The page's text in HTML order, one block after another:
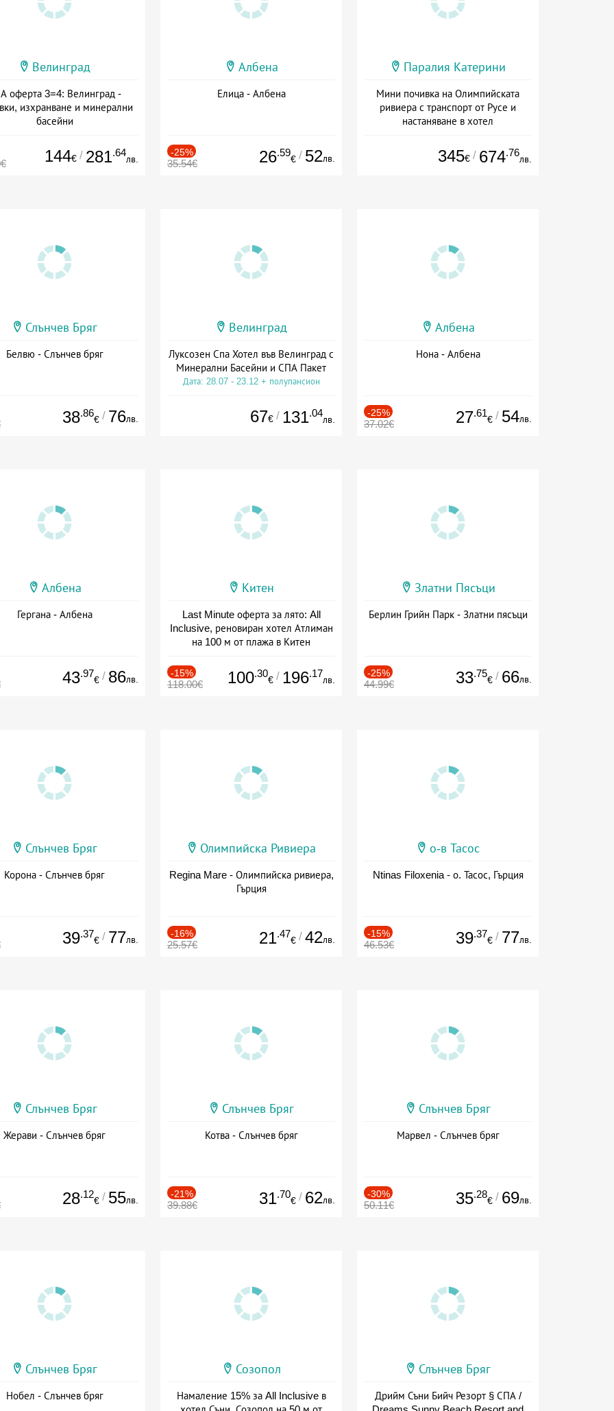
Велинград
оферта 3=4: Велинград -
изхранване и минерални
басейни
144€ / 281.64
лв.
Албена
Елица - Албена
-25%
35.54€ 26.59
€ / 52лв.
Паралия Катерини
Мини почивка на Олимпийската
ривиера с транспорт от Русе и
настаняване в хотел
345€ / 674.76
лв.
Слънчев Бряг
Белвю - Слънчев бряг
38.86
€ / 76лв.
Велинград
Луксозен Спа Хотел във Велинград с
Минерални Басейни и СПА Пакет
Дата: 28.07 - 23.12 + полупансион
67€ / 131.04
лв.
Албена
Нона - Албена
-25%
37.02€ 27.61
€ / 54лв.
Албена
Гергана - Албена
43.97
€ / 86лв.
Китен
Last Minute оферта за лято: All
Inclusive, реновиран хотел Атлиман
на 100 м от плажа в Китен
-15%
118.00€ 100.30
€ / 196.17
лв.
Златни Пясъци
Берлин Грийн Парк - Златни пясъци
-25%
44.99€ 33.75
€ / 66лв.
Слънчев Бряг
Корона - Слънчев бряг
39.37
€ / 77лв.
Олимпийска Ривиера
Regina Mare - Олимпийска ривиера,
Гърция
-16%
25.57€ 21.47
€ / 42лв.
о-в Тасос
Ntinas Filoxenia - о. Тасос, Гърция
-15%
46.53€ 39.37
€ / 77лв.
Слънчев Бряг
Жерави - Слънчев бряг
28.12
€ / 55лв.
Слънчев Бряг
Котва - Слънчев бряг
-21%
39.88€ 31.70
€ / 62лв.
Слънчев Бряг
Марвел - Слънчев бряг
-30%
50.11€ 35.28
€ / 69лв.
Слънчев Бряг
Нобел - Слънчев бряг
Созопол
Намаление 15% за All Inclusive в
Слънчев Бряг
Дрийм Съни Бийч Резорт § СПА /